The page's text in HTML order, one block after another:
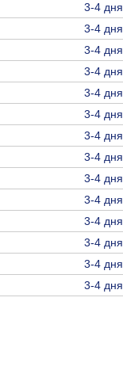
3-4 дня
3-4 дня
3-4 дня
3-4 дня
3-4 дня
3-4 дня
3-4 дня
3-4 дня
3-4 дня
3-4 дня
3-4 дня
3-4 дня
3-4 дня
3-4 дня